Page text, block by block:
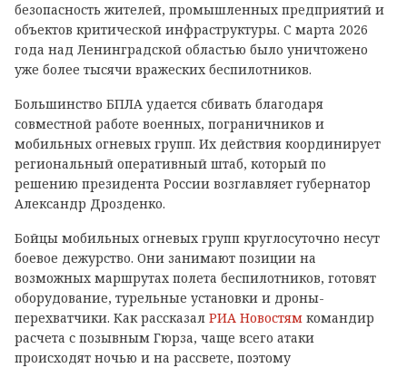
безопасность жителей, промышленных предприятий и
объектов критической инфраструктуры. С марта 2026
года над Ленинградской областью было уничтожено
уже более тысячи вражеских беспилотников.
Большинство БПЛА удается сбивать благодаря
совместной работе военных, пограничников и
мобильных огневых групп. Их действия координирует
региональный оперативный штаб, который по
решению президента России возглавляет губернатор
Александр Дрозденко.
Бойцы мобильных огневых групп круглосуточно несут
боевое дежурство. Они занимают позиции на
возможных маршрутах полета беспилотников, готовят
оборудование, турельные установки и дроны-
перехватчики. Как рассказал РИА Новостям командир
расчета с позывным Гюрза, чаще всего атаки
происходят ночью и на рассвете, поэтому